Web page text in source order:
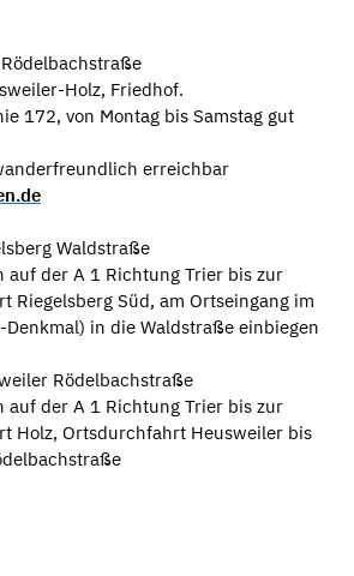
Holz, Friedhof.
172, von Montag bis Samstag gut
erreichbar
Waldstraße
auf der A 1 Richtung Trier bis zur
Riegelsberg Süd, am Ortseingang im
Denkmal) in die Waldstraße einbiegen
Rödelbachstraße
auf der A 1 Richtung Trier bis zur
Holz, Ortsdurchfahrt Heusweiler bis